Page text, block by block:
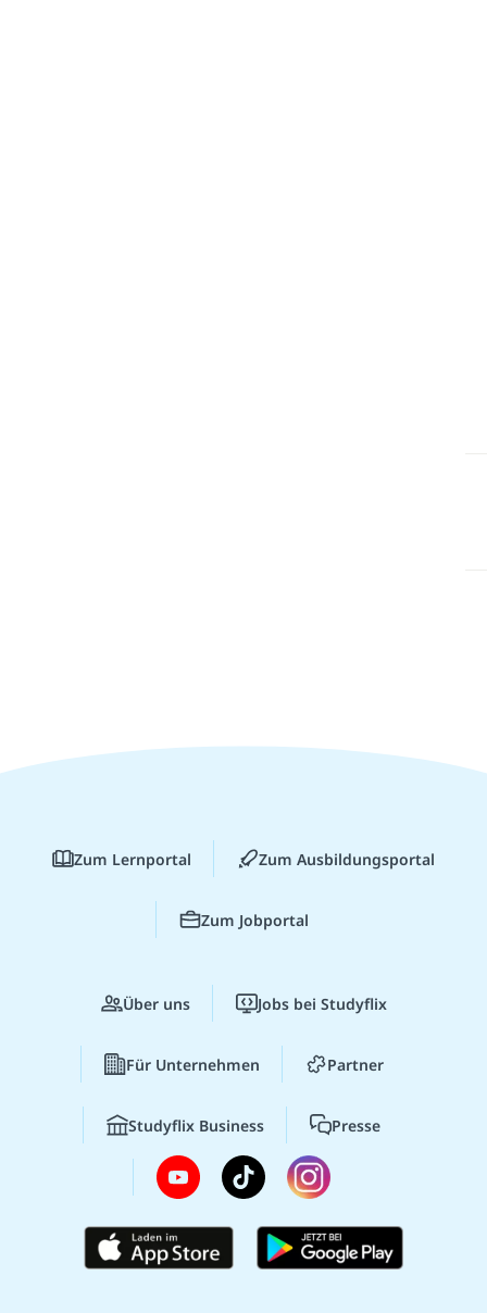
Zum Lernportal Zum Ausbildungsportal
Zum Jobportal
Über uns Jobs bei Studyflix
Für Unternehmen Partner
Studyflix Business Presse